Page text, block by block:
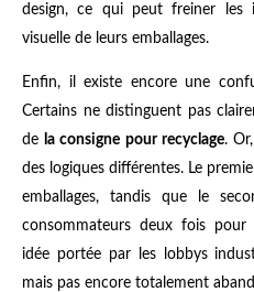
design, ce qui peut freiner les
visuelle de leurs emballages.
Enfin, il existe encore une
Certains ne distinguent pas
de la consigne pour recyclage.
des logiques différentes. Le
emballages, tandis que le
consommateurs deux fois
idée portée par les lobbys
mais pas encore totalement